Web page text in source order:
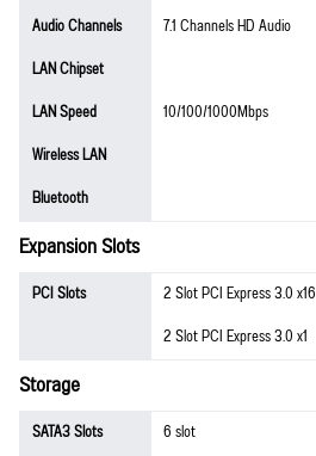
Audio Channels
7.1 Channels HD Audio
LAN Chipset
LAN Speed
10/100/1000Mbps
Wireless LAN
Bluetooth
Expansion Slots
PCI Slots
2 Slot PCI Express 3.0 x16
2 Slot PCI Express 3.0 x1
Storage
SATA3 Slots
6 slot